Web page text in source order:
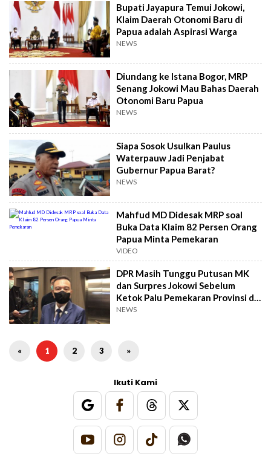
Bupati Jayapura Temui Jokowi,
Klaim Daerah Otonomi Baru di
Papua adalah Aspirasi Warga
NEWS
Diundang ke Istana Bogor, MRP
Senang Jokowi Mau Bahas Daerah
Otonomi Baru Papua
NEWS
Siapa Sosok Usulkan Paulus
Waterpauw Jadi Penjabat
Gubernur Papua Barat?
NEWS
Mahfud MD Didesak MRP soal
Buka Data Klaim 82 Persen Orang
Papua Minta Pemekaran
VIDEO
DPR Masih Tunggu Putusan MK
dan Surpres Jokowi Sebelum
Ketok Palu Pemekaran Provinsi di
Papua
NEWS
« 1 2 3 »
Ikuti Kami